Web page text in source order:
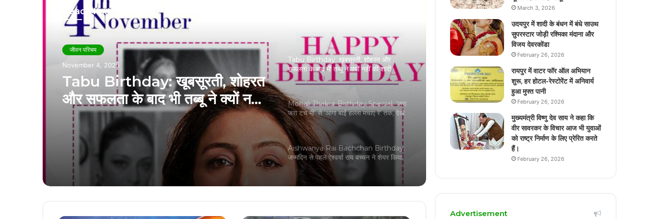
Read Next
जीवन परिचय
November 3, 2025
Monali Thakur Birthday
Special: ‘जरा जरा टच मी’ से ‘आगा
बाई हल्ला मचाए रे’ तक, देखें बॉलीवुड
सिंगर मोनाली ठाकुर के 7 बेहतरीन गानों
की लिस्ट
Monali Thakur Birthday Special: ‘जरा
जरा टच मी’ से ‘आगा बाई हल्ला मचाए रे’ तक, देखें
बॉलीवुड सिंगर मोनाली ठाकुर के 7 बेहतरीन गानों की
लिस्ट
Aishwariya Rai Bachchan Birthday:
जन्मदिन से पहले ऐश्वर्या राय बच्चन ने शेयर किया
अपना बॉस लेडी लुक, फैंस कर रहे तारीफ
Kriti Kharbanda Birthday: बॉलीवुड
एक्ट्रेस कृति खरबंदा की 9 साल में 7 FLOP,
नसीब हुई बस एक हिट
एक्ट्रेस अदिति राव हैदरी आज अपना 39वां
March 3, 2026
उदयपुर में शादी के बंधन में बंधे साउथ
सुपरस्टार जोड़ी रश्मिका मंदाना और
विजय देवरकोंडा
February 26, 2026
रायपुर में वाटर फॉर ऑल अभियान
शुरू, हर होटल-रेस्टोरेंट में अनिवार्य
हुआ मुफ्त पानी
February 26, 2026
मुख्यमंत्री विष्णु देव साय ने कहा कि
वीर सावरकर के विचार आज भी युवाओं
को राष्ट्र निर्माण के लिए प्रेरित करते
हैं।
February 26, 2026
Advertisement